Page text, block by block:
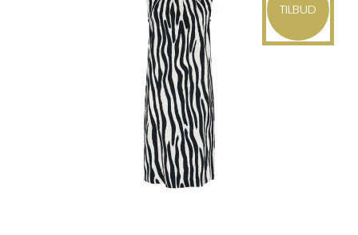
TILBUD